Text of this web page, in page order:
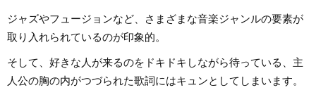
ジャズやフュージョンなど、さまざまな音楽ジャンルの要素が
取り入れられているのが印象的。
そして、好きな人が来るのをドキドキしながら待っている、主
人公の胸の内がつづられた歌詞にはキュンとしてしまいます。